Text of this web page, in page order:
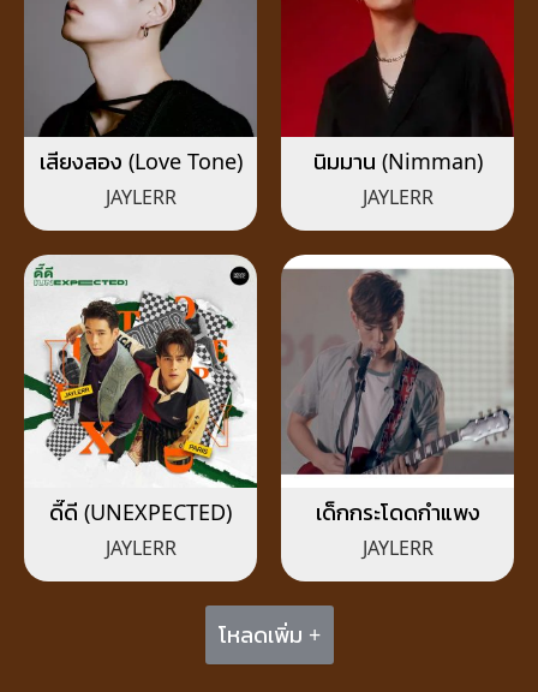
เสียงสอง (Love Tone)
JAYLERR
นิมมาน (Nimman)
JAYLERR
ดี๊ดี (UNEXPECTED)
JAYLERR
เด็กกระโดดกำแพง
JAYLERR
โหลดเพิ่ม +